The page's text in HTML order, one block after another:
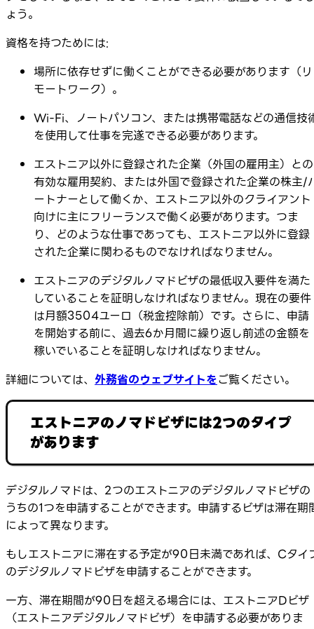
ょう。
資格を持つためには:
場所に依存せずに働くことができる必要があります（リ
モートワーク）。
Wi-Fi、ノートパソコン、または携帯電話などの通信技
を使用して仕事を完遂できる必要があります。
エストニア以外に登録された企業（外国の雇用主）との
有効な雇用契約、または外国で登録された企業の株主/
ートナーとして働くか、エストニア以外のクライアント
向けに主にフリーランスで働く必要があります。つま
り、どのような仕事であっても、エストニア以外に登録
された企業に関わるものでなければなりません。
エストニアのデジタルノマドビザの最低収入要件を満た
していることを証明しなければなりません。現在の要件
は月額3504ユーロ（税金控除前）です。さらに、申請
を開始する前に、過去6か月間に繰り返し前述の金額を
稼いでいることを証明しなければなりません。
詳細については、 外務省のウェブサイトをご覧ください。
エストニアのノマドビザには2つのタイプ
があります
デジタルノマドは、2つのエストニアのデジタルノマドビザの
うちの1つを申請することができます。申請するビザは滞在期
によって異なります。
もしエストニアに滞在する予定が90日未満であれば、Cタイ
のデジタルノマドビザを申請することができます。
一方、滞在期間が90日を超える場合には、エストニアDビザ
（エストニアデジタルノマドビザ）を申請する必要がありま